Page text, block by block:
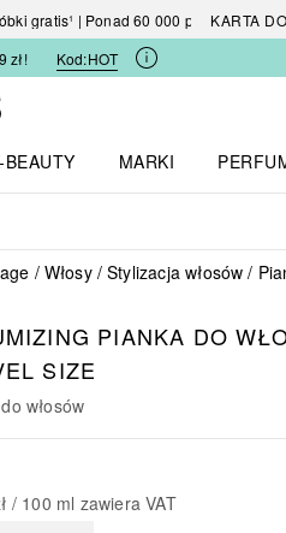
gratis¹ | Ponad 60 000 produktów
KARTA
zł!
Kod:HOT
Strona główna Douglas
BEAUTY
MARKI
Włosy Stylizacja włosów
PIANKA DO
SIZE
włosów
/ 100 ml zawiera VAT